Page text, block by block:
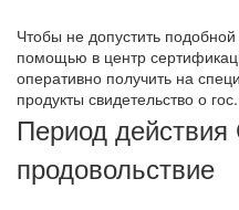
Чтобы не допустить подобной
помощью в центр
оперативно получить на
продукты свидетельство о
Период
продовольствие